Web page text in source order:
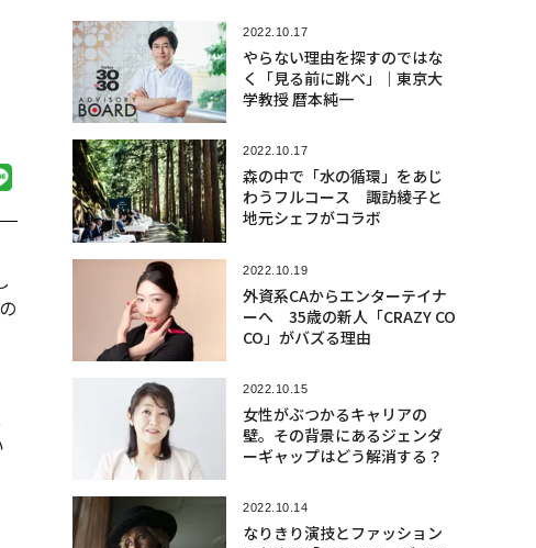
2022.10.17
やらない理由を探すのではな
く「見る前に跳べ」｜東京大
学教授 暦本純一
2022.10.17
森の中で「水の循環」をあじ
わうフルコース 諏訪綾子と
地元シェフがコラボ
2022.10.19
外資系CAからエンターテイナ
ーへ 35歳の新人「CRAZY CO
CO」がバズる理由
2022.10.15
女性がぶつかるキャリアの
壁。その背景にあるジェンダ
ーギャップはどう解消する？
2022.10.14
なりきり演技とファッション